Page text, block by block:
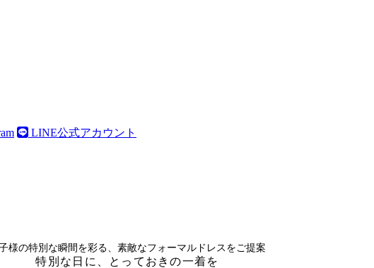
LINE公式アカウント
様の特別な瞬間を彩る、素敵なフォーマルドレスをご提案
特別な日に、とっておきの一着を